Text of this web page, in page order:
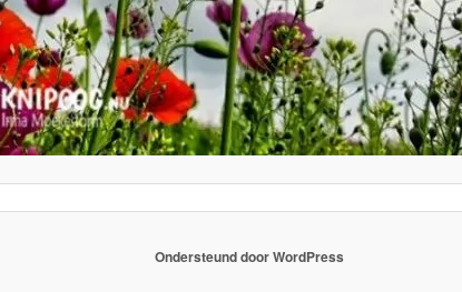
Ondersteund door WordPress